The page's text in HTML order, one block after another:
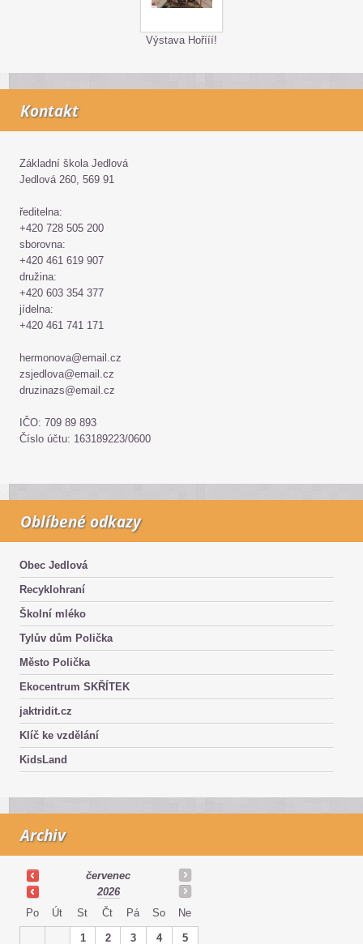
Výstava Hořííí!
Kontakt
Základní škola Jedlová
Jedlová 260, 569 91
ředitelna:
+420 728 505 200
sborovna:
+420 461 619 907
družina:
+420 603 354 377
jídelna:
+420 461 741 171
hermonova@email.cz
zsjedlova@email.cz
druzinazs@email.cz
IČO: 709 89 893
Číslo účtu: 163189223/0600
Oblíbené odkazy
Obec Jedlová
Recyklohraní
Školní mléko
Tylův dům Polička
Město Polička
Ekocentrum SKŘÍTEK
jaktridit.cz
Klíč ke vzdělání
KidsLand
Archiv
červenec
2026
Po
Út St Čt Pá So Ne
1 2 3 4 5